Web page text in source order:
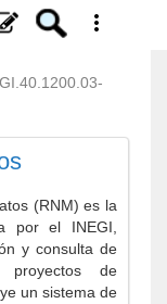
(RNM) es la
por el INEGI,
y consulta de
de
un sistema de